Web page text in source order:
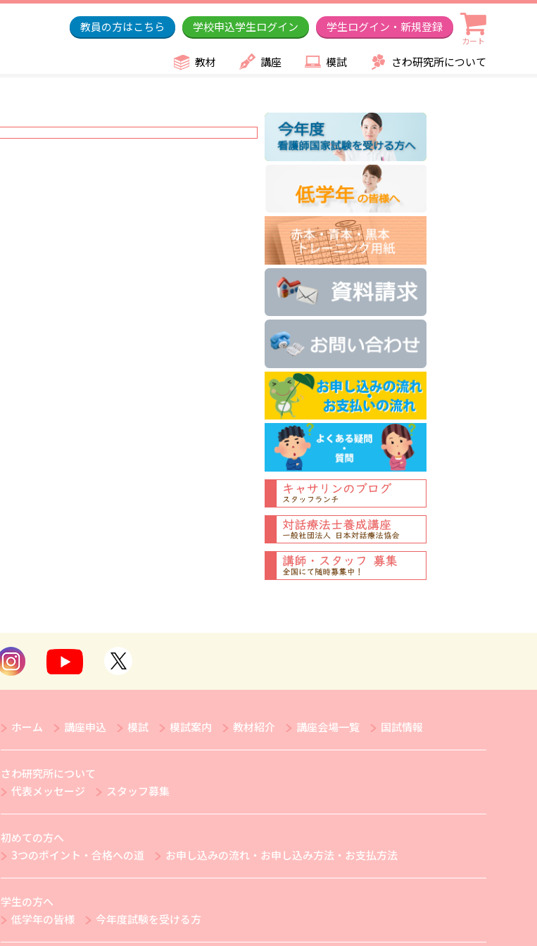
教員の方はこちら 学校申込学生ログイン 学生ログイン・新規登録
カート
教材 講座 模試 さわ研究所について
ホーム 講座申込 模試 模試案内 教材紹介 講座会場一覧 国試情報
さわ研究所について
代表メッセージ
スタッフ募集
初めての方へ
3つのポイント・合格への道
お申し込みの流れ・お申し込み方法・お支払方法
学生の方へ
低学年の皆様
今年度試験を受ける方